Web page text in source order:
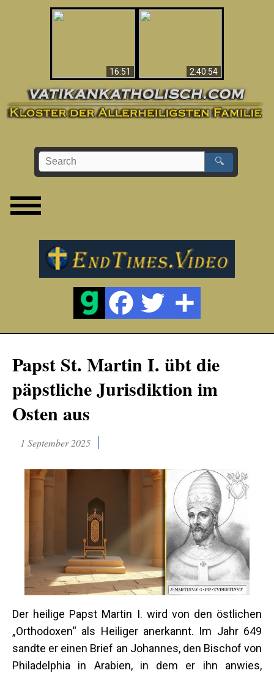
16:51
2:40:54
🔍
Papst St. Martin I. übt die
päpstliche Jurisdiktion im
Osten aus
1 September 2025
Der heilige Papst Martin I. wird von den östlichen
„Orthodoxen“ als Heiliger anerkannt. Im Jahr 649
sandte er einen Brief an Johannes, den Bischof von
Philadelphia in Arabien, in dem er ihn anwies,